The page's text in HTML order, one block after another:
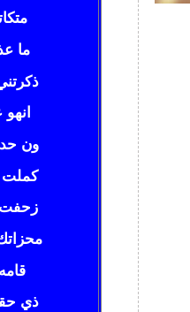
ما
ون
ذي